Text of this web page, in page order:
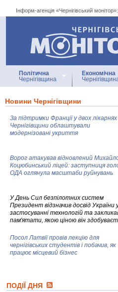
Інформ-агенція «Чернігівський монітор»:
Інформ-агенція
«Чернігівський
Політична
Чернігівщина
Економічна
Новини Чернігівщини
За підтримки Франції у двох лікарнях
Чернігівщини облаштували
модернізовані укриття
Ворог атакував відновлений
Коцюбинський ліцей: заступниця
ОДА оглянула масштаби руйнувань
У День Сил безпілотних систем
Президент відзначив досвід України
застосуванні технологій та
пам'ятати, якою ціною він
Посол Латвії провів лекцію для
чернігівських студентів і побачив, як
працює місцевий бізнес
колекцію про війну, емоції та тварин
ПОДІЇ ДНЯ